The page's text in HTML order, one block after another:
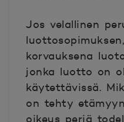
Jos velallinen
korvauksena
jonka luotto on
käytettävissä.
on tehty
oikeus periä